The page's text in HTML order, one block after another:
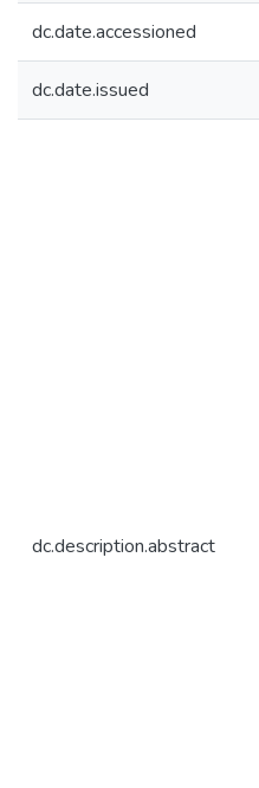
dc.date.accessioned
dc.date.issued
dc.description.abstract